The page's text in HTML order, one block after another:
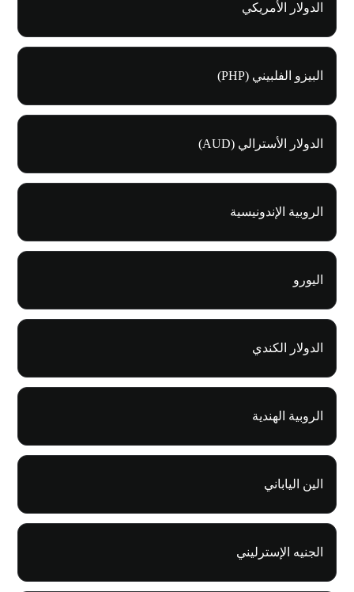
الدولار الأمريكي
البيزو الفلبيني (PHP)
الدولار الأسترالي (AUD)
الروبية الإندونيسية
اليورو
الدولار الكندي
الروبية الهندية
الين الياباني
الجنيه الإسترليني